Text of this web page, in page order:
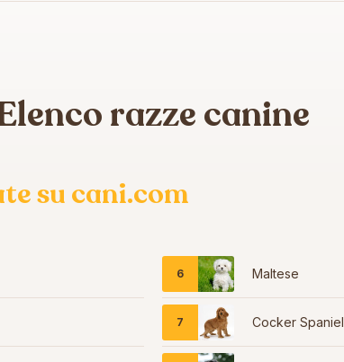
razze canine
su cani.com
Maltese
Cocker Spaniel